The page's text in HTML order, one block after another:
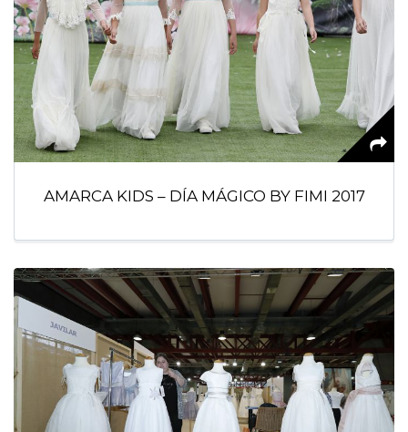
AMARCA KIDS – DÍA MÁGICO BY FIMI 2017